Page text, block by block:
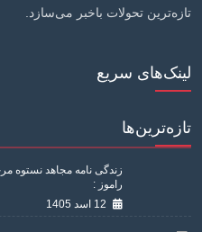
تازه‌ترین تحولات باخبر می‌سازد.
لینک‌های سریع
تازه‌ترین‌ها
زندگی نامه مجاهد نستوه
راموز :